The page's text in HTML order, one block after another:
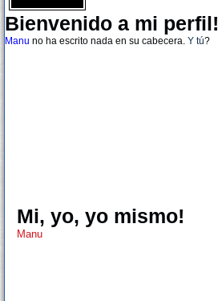
Bienvenido a mi perfil!
Manu no ha escrito nada en su cabecera. Y tú?
Mi, yo, yo mismo!
Manu